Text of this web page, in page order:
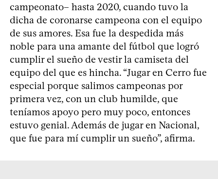
campeonato– hasta 2020, cuando tuvo la
dicha de coronarse campeona con el equipo
de sus amores. Esa fue la despedida más
noble para una amante del fútbol que logró
cumplir el sueño de vestir la camiseta del
equipo del que es hincha. “Jugar en Cerro fue
especial porque salimos campeonas por
primera vez, con un club humilde, que
teníamos apoyo pero muy poco, entonces
estuvo genial. Además de jugar en Nacional,
que fue para mí cumplir un sueño”, afirma.